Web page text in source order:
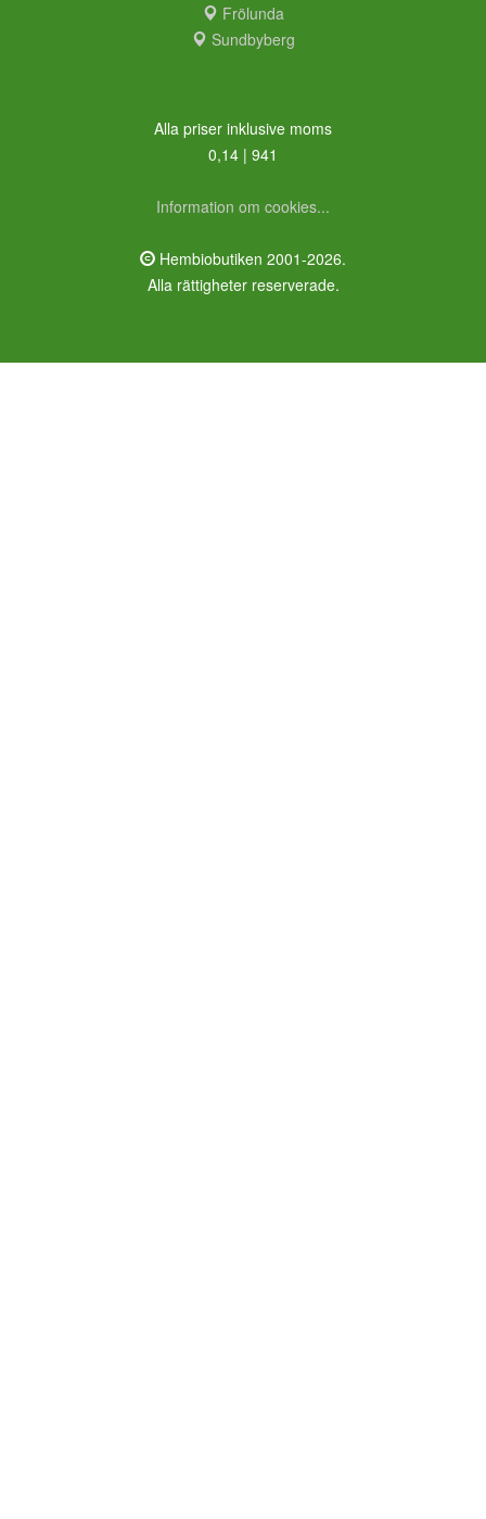
Frölunda
Sundbyberg
Alla priser inklusive moms
0,14 | 941
Information om cookies...
Hembiobutiken 2001-2026.
Alla rättigheter reserverade.